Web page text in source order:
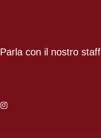
Parla con il nostro staff